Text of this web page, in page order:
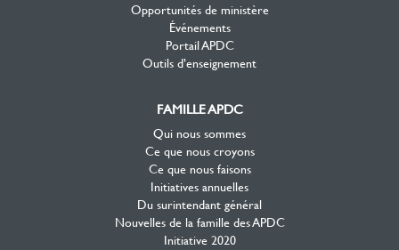
Opportunités de ministère
Événements
Portail APDC
Outils d’enseignement
FAMILLE APDC
Qui nous sommes
Ce que nous croyons
Ce que nous faisons
Initiatives annuelles
Du surintendant général
Nouvelles de la famille des APDC
Initiative 2020